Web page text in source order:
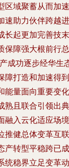
区域聚蓄从而加速
速助力伙伴跨越进
长起更加完善技末
保障强大根前行总
成功逐步经华生
障打造和加速得到
能量面向重要变化
熟且联合引领出典
融入云化适应场境
推健总体变革互联
产转型平稳跨已成
统稳界立足变革动